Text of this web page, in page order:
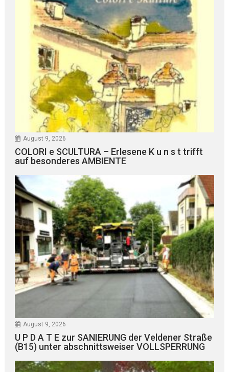
August 9, 2026
COLORI e SCULTURA – Erlesene K u n s t trifft
auf besonderes AMBIENTE
August 9, 2026
U P D A T E zur SANIERUNG der Veldener Straße
(B15) unter abschnittsweiser VOLLSPERRUNG